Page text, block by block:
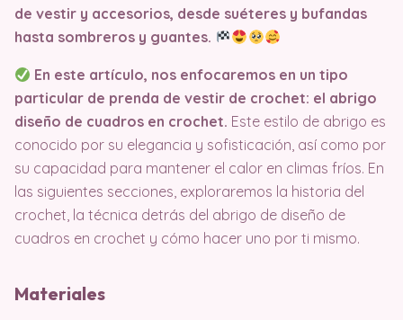
de vestir y accesorios, desde suéteres y bufandas
hasta sombreros y guantes.
En este artículo, nos enfocaremos en un tipo
particular de prenda de vestir de crochet: el abrigo
diseño de cuadros en crochet. Este estilo de abrigo es
conocido por su elegancia y sofisticación, así como por
su capacidad para mantener el calor en climas fríos. En
las siguientes secciones, exploraremos la historia del
crochet, la técnica detrás del abrigo de diseño de
cuadros en crochet y cómo hacer uno por ti mismo.
Materiales